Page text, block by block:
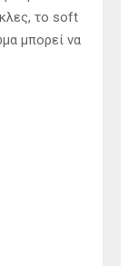
το soft
μπορεί να